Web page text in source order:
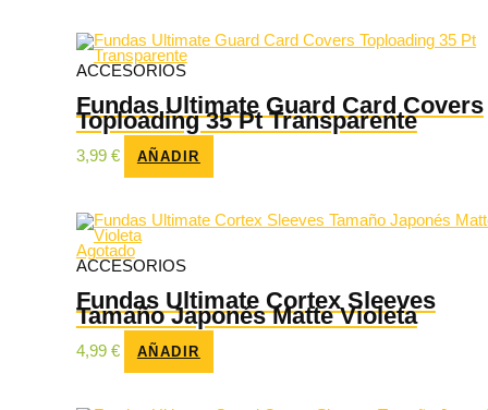
ACCESORIOS
Fundas Ultimate Guard Card Covers
Toploading 35 Pt Transparente
3,99 € AÑADIR
Agotado
ACCESORIOS
Fundas Ultimate Cortex Sleeves
Tamaño Japonés Matte Violeta
4,99 € AÑADIR